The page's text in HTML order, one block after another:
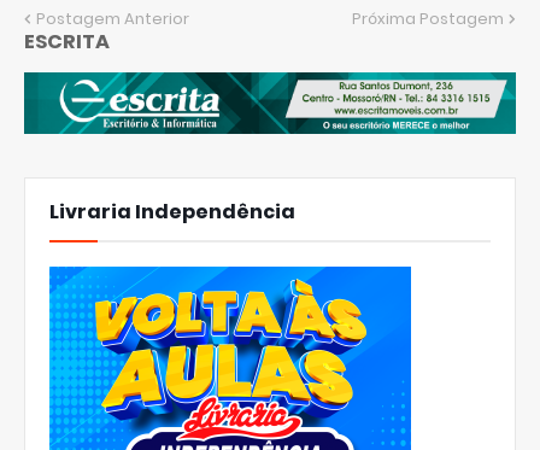
Postagem Anterior Próxima Postagem
ESCRITA
Livraria Independência